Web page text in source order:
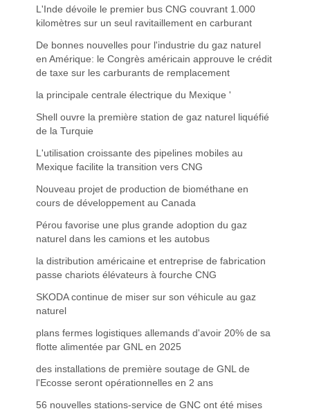
L'Inde dévoile le premier bus CNG couvrant 1.000
kilomètres sur un seul ravitaillement en carburant
De bonnes nouvelles pour l'industrie du gaz naturel
en Amérique: le Congrès américain approuve le crédit
de taxe sur les carburants de remplacement
la principale centrale électrique du Mexique '
Shell ouvre la première station de gaz naturel liquéfié
de la Turquie
L'utilisation croissante des pipelines mobiles au
Mexique facilite la transition vers CNG
Nouveau projet de production de biométhane en
cours de développement au Canada
Pérou favorise une plus grande adoption du gaz
naturel dans les camions et les autobus
la distribution américaine et entreprise de fabrication
passe chariots élévateurs à fourche CNG
SKODA continue de miser sur son véhicule au gaz
naturel
plans fermes logistiques allemands d'avoir 20% de sa
flotte alimentée par GNL en 2025
des installations de première soutage de GNL de
l'Ecosse seront opérationnelles en 2 ans
56 nouvelles stations-service de GNC ont été mises